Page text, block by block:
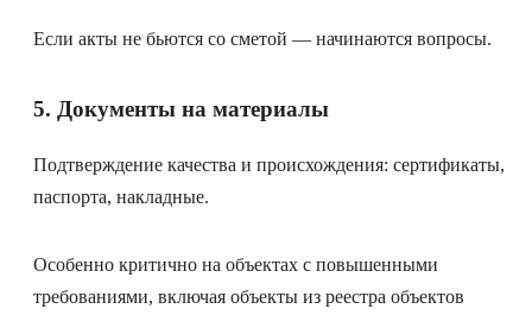
Если акты не бьются со сметой — начинаются вопросы.
5. Документы на материалы
Подтверждение качества и происхождения: сертификаты,
паспорта, накладные.
Особенно критично на объектах с повышенными
требованиями, включая объекты из реестра объектов